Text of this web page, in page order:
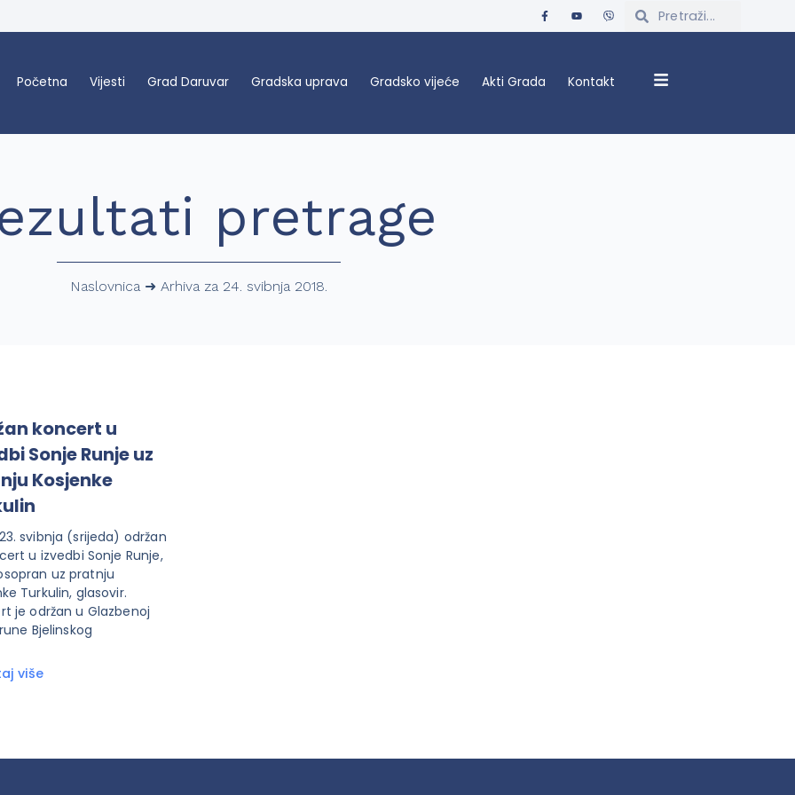
Početna Vijesti Grad Daruvar Gradska uprava Gradsko vijeće Akti Grada Kontakt
pretrage
Naslovnica➜ Arhiva za 24. svibnja 2018.
koncert u
Sonje Runje uz
Kosjenke
svibnja (srijeda) održan
u izvedbi Sonje Runje,
uz pratnju
Turkulin, glasovir.
je održan u Glazbenoj
Bjelinskog
više